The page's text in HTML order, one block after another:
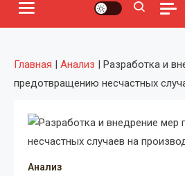
Главная | Анализ | Разработка и
предотвращению несчастных
Анализ